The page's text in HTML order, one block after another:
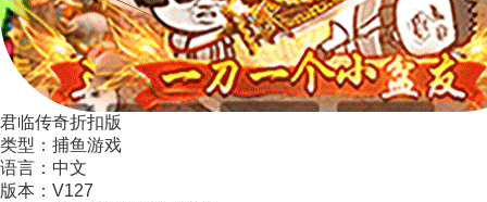
君临传奇折扣版
类型： 捕鱼游戏
语言： 中文
版本： V127